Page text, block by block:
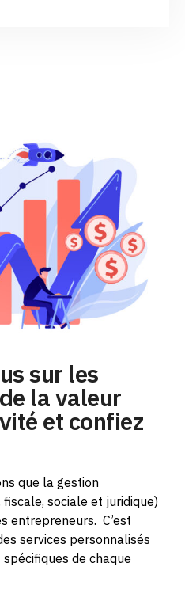
sur les
la valeur
et confiez
que la gestion
sociale et juridique)
entrepreneurs. C’est
services personnalisés
de chaque